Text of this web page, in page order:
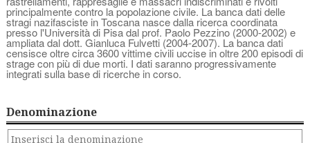
principalmente contro la popolazione civile. La banca dati delle
stragi nazifasciste in Toscana nasce dalla ricerca coordinata
presso l'Università di Pisa dal prof. Paolo Pezzino (2000-2002) e
ampliata dal dott. Gianluca Fulvetti (2004-2007). La banca dati
censisce oltre circa 3600 vittime civili uccise in oltre 200 episodi di
strage con più di due morti. I dati saranno progressivamente
integrati sulla base di ricerche in corso.
Denominazione